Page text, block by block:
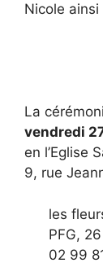
Nicole
La
vendredi
en l’Eglise
9, rue
les
PFG,
02 99